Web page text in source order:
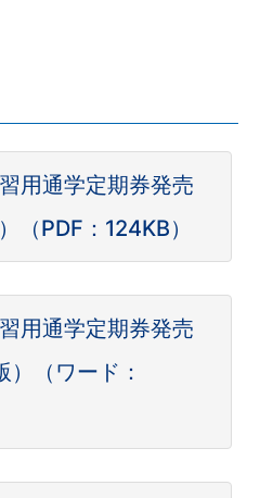
用通学定期券発売
（PDF：124KB）
用通学定期券発売
（ワード：